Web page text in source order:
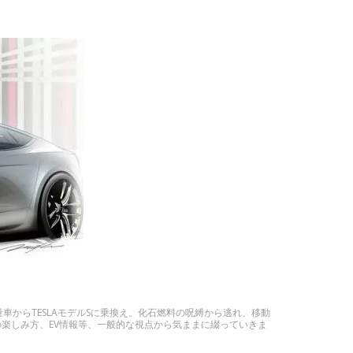
からTESLAモデルSに乗換え。化石燃料の呪縛から逃れ、移動
しみ方、EV情報等、一般的な視点から気ままに綴っていきま